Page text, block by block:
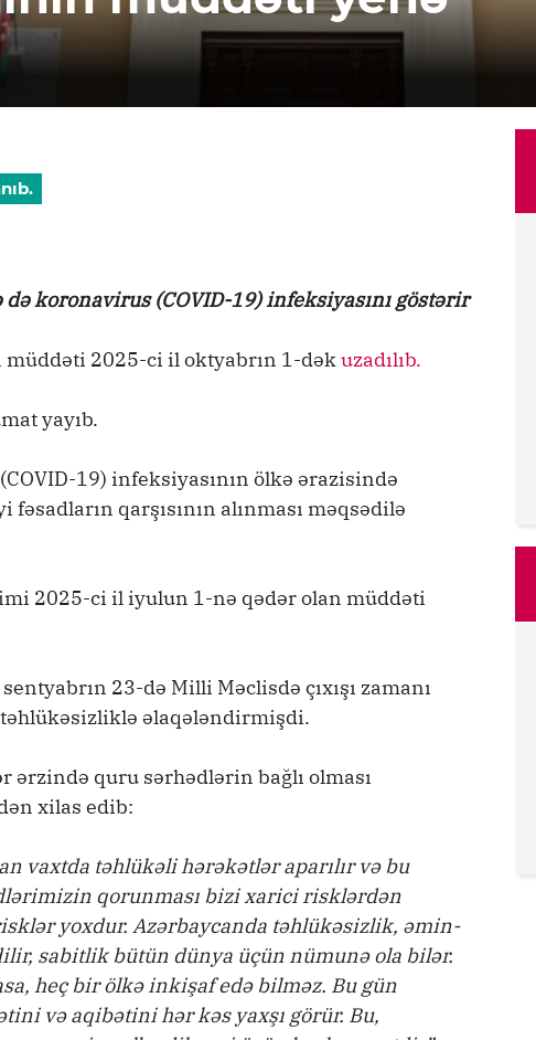
koronavirus (COVID-19) infeksiyasını göstərir
2025-ci il oktyabrın 1-dəkuzadılıb.
yayıb.
19) infeksiyasının ölkə ərazisində
qarşısının alınması məqsədilə
2025-ci il iyulun 1-nə qədər olan müddəti
23-də Milli Məclisdə çıxışı zamanı
təhlükəsizliklə əlaqələndirmişdi.
quru sərhədlərin bağlı olması
xilas edib:
vaxtda təhlükəli hərəkətlər aparılır və bu
qorunması bizi xarici risklərdən
yoxdur. Azərbaycanda təhlükəsizlik, əmin-
sabitlik bütün dünya üçün nümunə ola bilər.
heç bir ölkə inkişaf edə bilməz. Bu gün
və aqibətini hər kəs yaxşı görür. Bu,